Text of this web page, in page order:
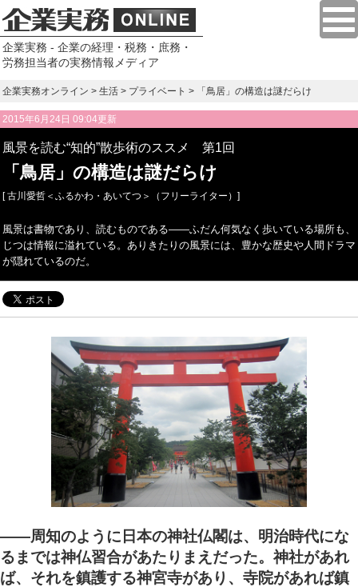
企業実務 - 企業の経理・税務・庶務・
労務担当者の実務情報メディア
企業実務オンライン > 生活 > プライベート > 「鳥居」の構造は謎だらけ
2015年6月24日 09:04更新
風景を読む“知的”散歩術のススメ 第1回
「鳥居」の構造は謎だらけ
[ 古川愛哲＜ふるかわ・あいてつ＞（フリーライター）]
風景は書物であり、読むものである——ふだん何気なく歩いている場所も、
じつは情報に溢れている。ありきたりの風景には、豊かな歴史や人間ドラマ
が隠れているのだ。
――周知のように日本の神社仏閣は、明治時代にな
るまでは神仏習合があたりまえだった。神社があれ
ば、それを鎮護する神宮寺があり、寺院があれば鎮